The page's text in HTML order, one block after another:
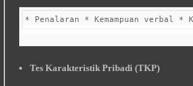
* Penalaran * Kemampuan verbal *
Tes Karakteristik Pribadi (TKP)